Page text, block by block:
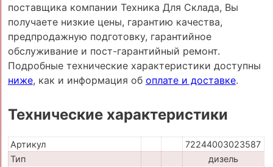
поставщика компании Техника Для Склада, Вы
получаете низкие цены, гарантию качества,
предпродажную подготовку, гарантийное
обслуживание и пост-гарантийный ремонт.
Подробные технические характеристики доступны
ниже, как и информация об оплате и доставке.
Технические характеристики
Артикул
72244003023587
Тип
дизель